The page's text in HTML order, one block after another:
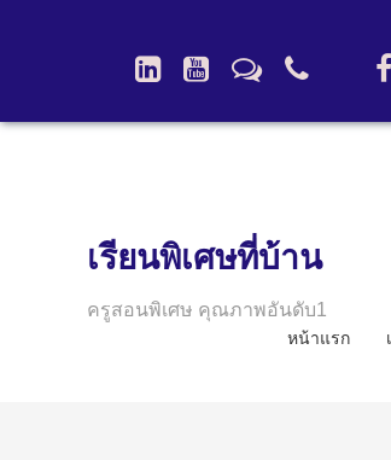
เรียนพิเศษที่บ้าน
ครูสอนพิเศษ คุณภาพอันดับ1
หน้าแรก